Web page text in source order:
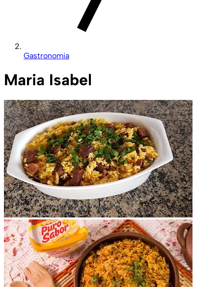
Gastronomia
Maria Isabel